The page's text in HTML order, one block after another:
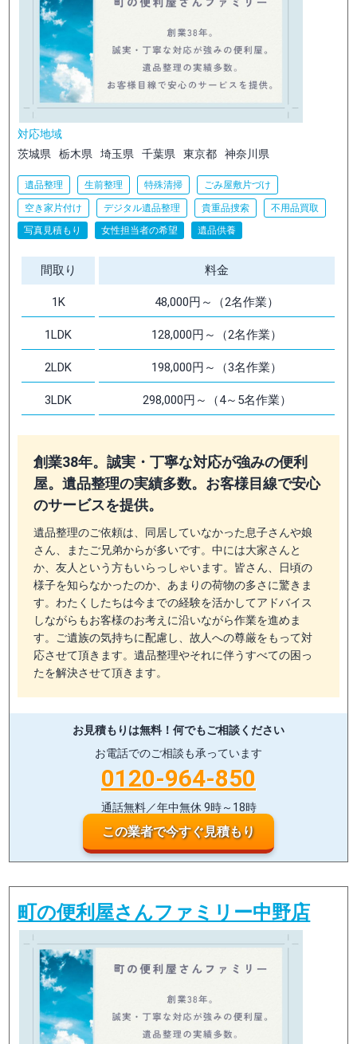
対応地域
茨城県
栃木県 埼玉県 千葉県 東京都 神奈川県
遺品整理 生前整理 特殊清掃 ごみ屋敷片づけ
空き家片付け デジタル遺品整理 貴重品捜索
不用品買取
写真見積もり
女性担当者の希望 遺品供養
間取り 料金
1K 48,000円～（2名作業）
1LDK 128,000円～（2名作業）
2LDK 198,000円～（3名作業）
3LDK 298,000円～（4～5名作業）
創業38年。誠実・丁寧な対応が強みの便利
屋。遺品整理の実績多数。お客様目線で安心
のサービスを提供。
遺品整理のご依頼は、同居していなかった息子さんや娘
さん、またご兄弟からが多いです。中には大家さんと
か、友人という方もいらっしゃいます。皆さん、日頃の
様子を知らなかったのか、あまりの荷物の多さに驚きま
す。わたくしたちは今までの経験を活かしてアドバイス
しながらもお客様のお考えに沿いながら作業を進めま
す。ご遺族の気持ちに配慮し、故人への尊厳をもって対
応させて頂きます。遺品整理やそれに伴うすべての困っ
たを解決させて頂きます。
お見積もりは無料！ 何でもご相談ください
お電話でのご相談も承っています
0120-964-850
通話無料／年中無休 9時～18時
この業者で今すぐ見積もり
町の便利屋さんファミリー中野店